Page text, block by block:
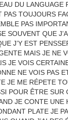
DU LANGUAGE
PAS TOUJOURS
PAS
SOUVENT QUE
J’Y EST
MAIS JE NE
JE VOIS
NE VOIS PAS
JE ME RÉPETE
POUR ÊTRE SUR
JE CONTE UNE
PLATE JE